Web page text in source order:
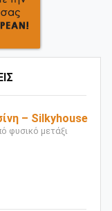
– Silkyhouse
φυσικό μετάξι